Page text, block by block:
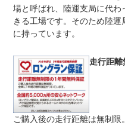
※商用車は6ヶ月ま
法定整備
について
車を知り尽くした
整備致します。安
場と呼ばれ、陸運支局に代
きる工場です。そのため陸
に持っています。
走行距
ご購入後の走行距離は無制